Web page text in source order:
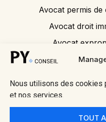
Nous utilisons des cookies
et nos services.
TOUT
Avocat permis
Avocat droit
Avocat
Avocat
© 2026 Py
Conseil